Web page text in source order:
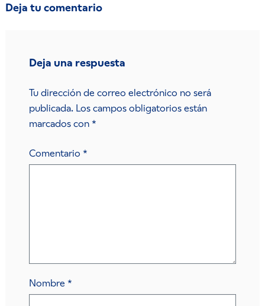
Deja tu comentario
Deja una respuesta
Tu dirección de correo electrónico no será
publicada. Los campos obligatorios están
marcados con *
Comentario *
Nombre *